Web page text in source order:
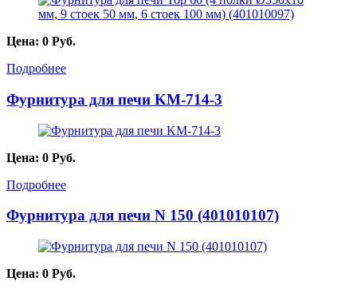
Цена: 0 Руб.
Подробнее
Фурнитура для печи KM-714-3
Цена: 0 Руб.
Подробнее
Фурнитура для печи N 150 (401010107)
Цена: 0 Руб.